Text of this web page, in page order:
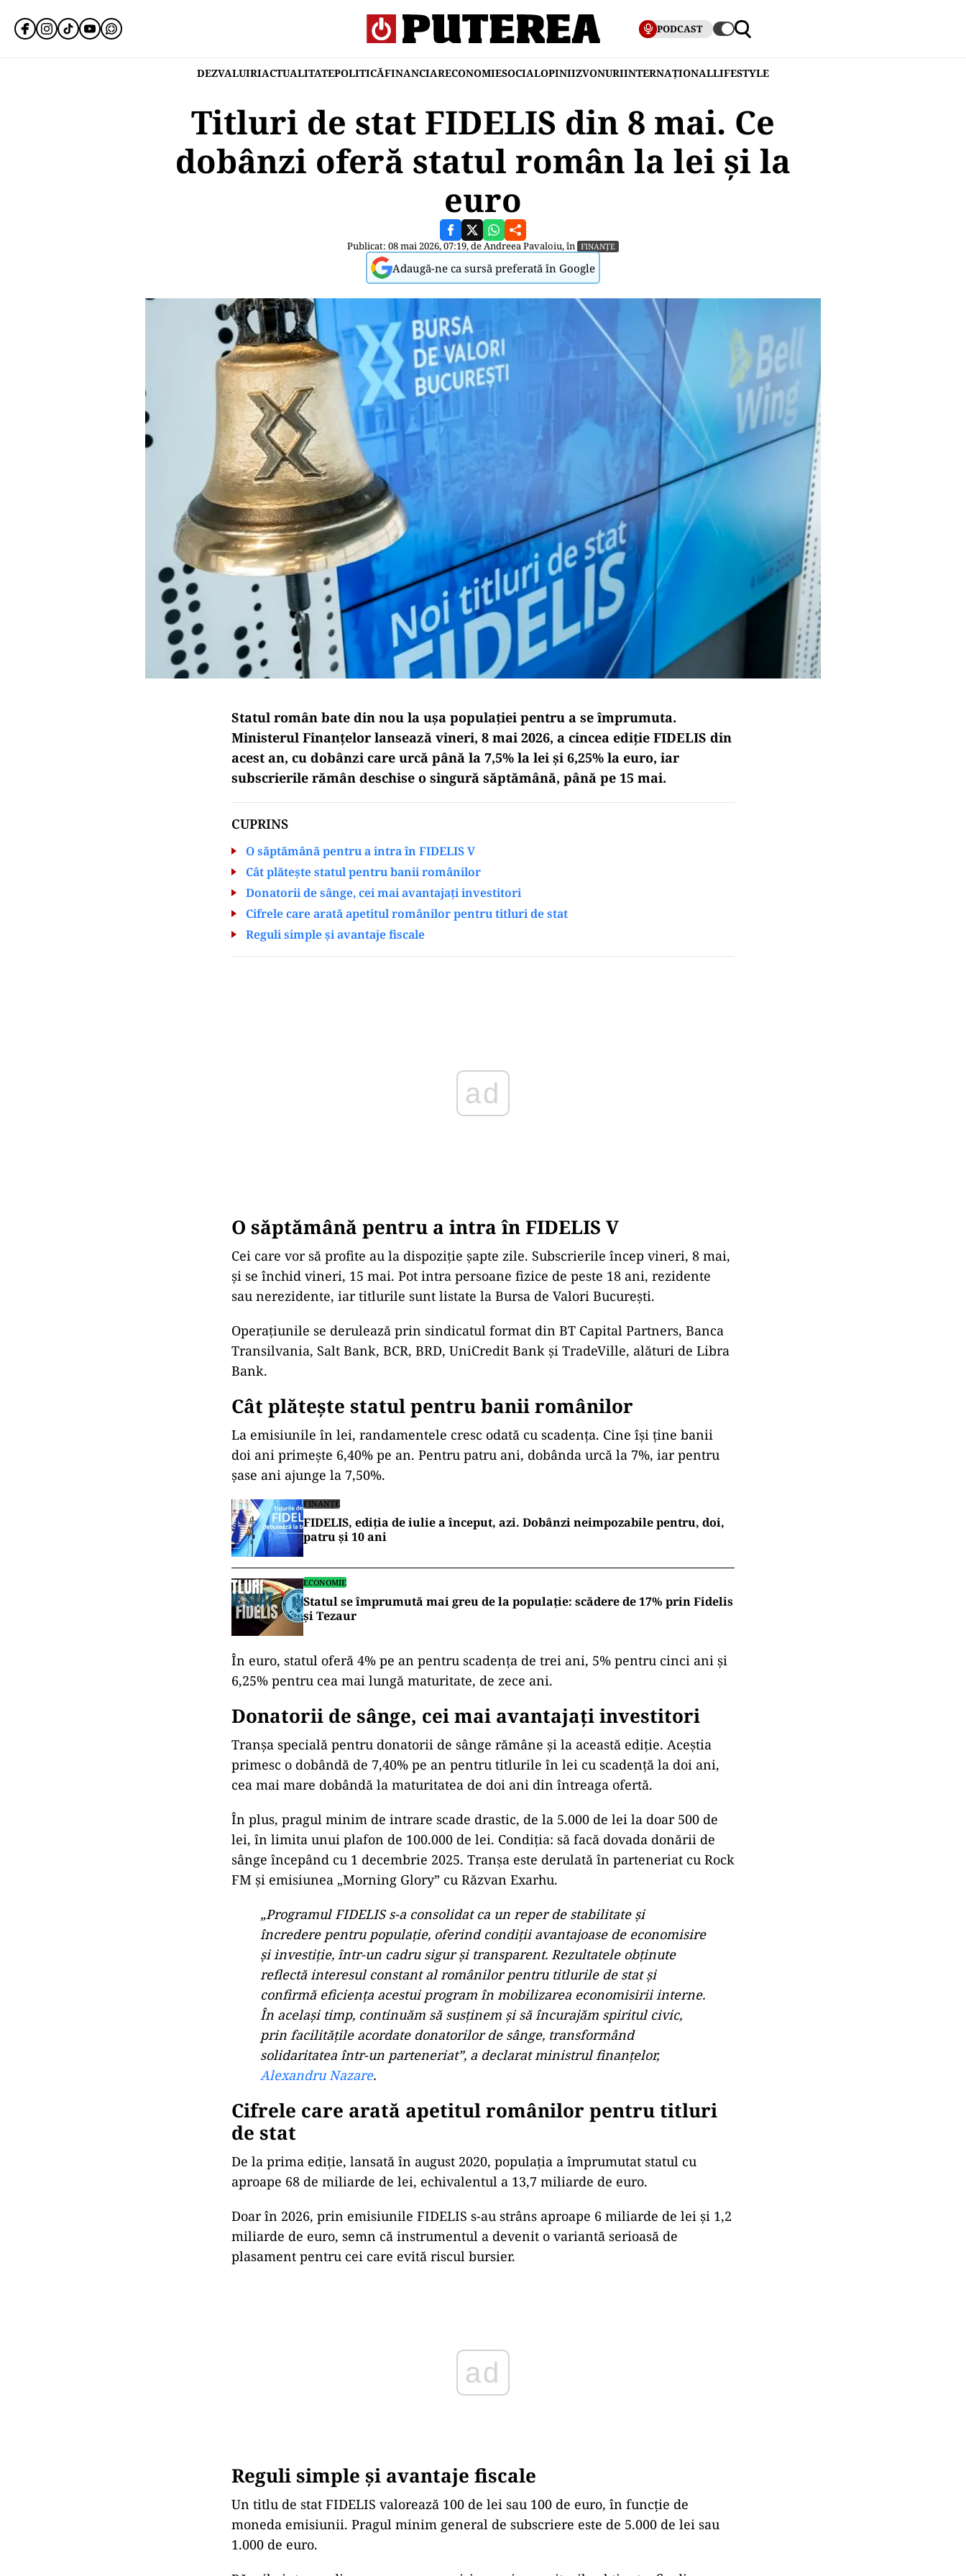
PODCAST
DEZVALUIRIACTUALITATEPOLITICĂFINANCIARECONOMIESOCIALOPINIIZVONURIINTERNAȚIONALLIFESTYLE
Titluri de stat FIDELIS din 8 mai. Ce
dobânzi oferă statul român la lei și la
euro
Publicat: 08 mai 2026, 07:19, deAndreea Pavaloiu, în FINANȚE
Adaugă-ne ca sursă preferată în Google
Statul român bate din nou la ușa populației pentru a se împrumuta.
Ministerul Finanțelor lansează vineri, 8 mai 2026, a cincea ediție FIDELIS din
acest an, cu dobânzi care urcă până la 7,5% la lei și 6,25% la euro, iar
subscrierile rămân deschise o singură săptămână, până pe 15 mai.
CUPRINS
O săptămână pentru a intra în FIDELIS V
Cât plătește statul pentru banii românilor
Donatorii de sânge, cei mai avantajați investitori
Cifrele care arată apetitul românilor pentru titluri de stat
Reguli simple și avantaje fiscale
O săptămână pentru a intra în FIDELIS V
Cei care vor să profite au la dispoziție șapte zile. Subscrierile încep vineri, 8 mai,
și se închid vineri, 15 mai. Pot intra persoane fizice de peste 18 ani, rezidente
sau nerezidente, iar titlurile sunt listate la Bursa de Valori București.
Operațiunile se derulează prin sindicatul format din BT Capital Partners, Banca
Transilvania, Salt Bank, BCR, BRD, UniCredit Bank și TradeVille, alături de Libra
Bank.
Cât plătește statul pentru banii românilor
La emisiunile în lei, randamentele cresc odată cu scadența. Cine își ține banii
doi ani primește 6,40% pe an. Pentru patru ani, dobânda urcă la 7%, iar pentru
șase ani ajunge la 7,50%.
FINANȚE
FIDELIS, ediția de iulie a început, azi. Dobânzi neimpozabile pentru, doi,
patru și 10 ani
ECONOMIE
Statul se împrumută mai greu de la populație: scădere de 17% prin Fidelis
și Tezaur
În euro, statul oferă 4% pe an pentru scadența de trei ani, 5% pentru cinci ani și
6,25% pentru cea mai lungă maturitate, de zece ani.
Donatorii de sânge, cei mai avantajați investitori
Tranșa specială pentru donatorii de sânge rămâne și la această ediție. Aceștia
primesc o dobândă de 7,40% pe an pentru titlurile în lei cu scadență la doi ani,
cea mai mare dobândă la maturitatea de doi ani din întreaga ofertă.
În plus, pragul minim de intrare scade drastic, de la 5.000 de lei la doar 500 de
lei, în limita unui plafon de 100.000 de lei. Condiția: să facă dovada donării de
sânge începând cu 1 decembrie 2025. Tranșa este derulată în parteneriat cu Rock
FM și emisiunea „Morning Glory” cu Răzvan Exarhu.
„Programul FIDELIS s-a consolidat ca un reper de stabilitate și
încredere pentru populație, oferind condiții avantajoase de economisire
și investiție, într-un cadru sigur și transparent. Rezultatele obținute
reflectă interesul constant al românilor pentru titlurile de stat și
confirmă eficiența acestui program în mobilizarea economisirii interne.
În același timp, continuăm să susținem și să încurajăm spiritul civic,
prin facilitățile acordate donatorilor de sânge, transformând
solidaritatea într-un parteneriat”, a declarat ministrul finanțelor,
Alexandru Nazare.
Cifrele care arată apetitul românilor pentru titluri
de stat
De la prima ediție, lansată în august 2020, populația a împrumutat statul cu
aproape 68 de miliarde de lei, echivalentul a 13,7 miliarde de euro.
Doar în 2026, prin emisiunile FIDELIS s-au strâns aproape 6 miliarde de lei și 1,2
miliarde de euro, semn că instrumentul a devenit o variantă serioasă de
plasament pentru cei care evită riscul bursier.
ad
Reguli simple și avantaje fiscale
Un titlu de stat FIDELIS valorează 100 de lei sau 100 de euro, în funcție de
moneda emisiunii. Pragul minim general de subscriere este de 5.000 de lei sau
1.000 de euro.